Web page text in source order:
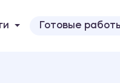
Готовые